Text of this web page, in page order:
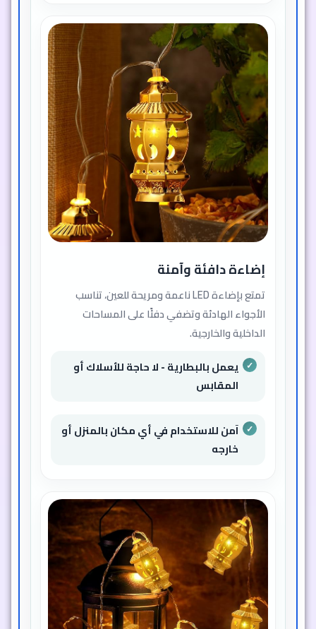
إضاءة دافئة وآمنة
تمتع بإضاءة LED ناعمة ومريحة للعين، تناسب
الأجواء الهادئة وتضفي دفئًا على المساحات
الداخلية والخارجية.
يعمل بالبطارية - لا حاجة للأسلاك أو
المقابس
آمن للاستخدام في أي مكان بالمنزل أو
خارجه